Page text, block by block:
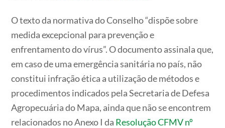
O texto da normativa do Conselho “dispõe sobre
medida excepcional para prevenção e
enfrentamento do vírus”. O documento assinala que,
em caso de uma emergência sanitária no país, não
constitui infração ética a utilização de métodos e
procedimentos indicados pela Secretaria de Defesa
Agropecuária do Mapa, ainda que não se encontrem
relacionados no Anexo I da Resolução CFMV nº